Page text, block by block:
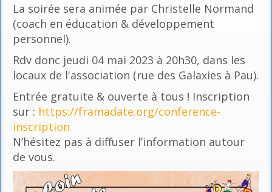
La soirée sera animée par Christelle Normand
(coach en éducation & développement
personnel).
Rdv donc jeudi 04 mai 2023 à 20h30, dans les
locaux de l'association (rue des Galaxies à Pau).
Entrée gratuite & ouverte à tous ! Inscription
sur : https://framadate.org/conference-
inscription
N’hésitez pas à diffuser l’information autour
de vous.